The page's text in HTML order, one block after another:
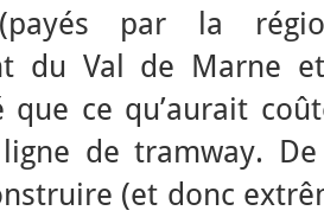
(payés par la
du Val de Marne et
que ce qu’aurait
de tramway.
(et donc